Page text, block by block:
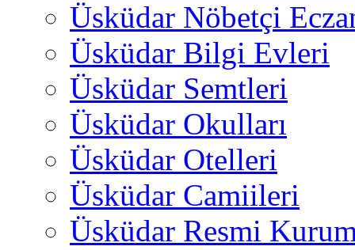
Üsküdar Nöbetçi
Üsküdar Bilgi Evleri
Üsküdar Semtleri
Üsküdar Okulları
Üsküdar Otelleri
Üsküdar Camiileri
Üsküdar Resmi